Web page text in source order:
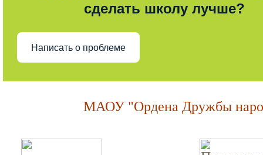
сделать школу лучше?
Написать о проблеме
МАОУ "Ордена Дружбы